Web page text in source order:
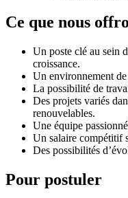
Ce que nous
Un poste clé au sein
croissance.
Un environnement
La possibilité de
Des projets variés
renouvelables.
Une équipe
Un salaire compétitif
Des possibilités
Pour postuler